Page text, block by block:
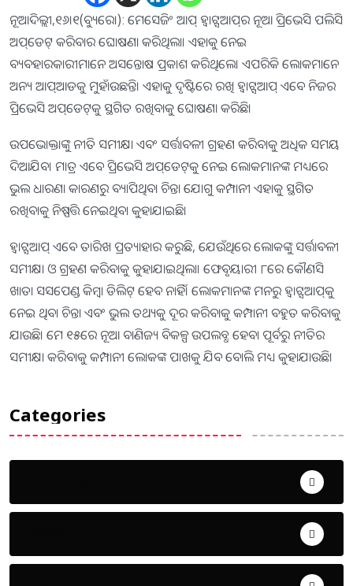
ନୂଆଦିଲ୍ଲୀ,୧୬।୧(ବ୍ୟୁରୋ): ମେସେଜିଂ ଆପ୍‌ ହ୍ବାଟ୍ସଆପ୍‌ର ନୂଆ ପ୍ରିଭେସି ପଲିସି
ଅପ୍‌ଡେଟ୍‌ କରିବାର ଘୋଷଣା କରିଥିଲା। ଏହାକୁ ନେଇ
ବ୍ୟବହାରକାରୀମାନେ ଅସନ୍ତୋଷ ପ୍ରକାଶ କରିଥିଲେ। ଏପରିକି ଲୋକମାନେ
ଅନ୍ୟ ଆପ୍‌ଆଡକୁ ମୁହାଁଉଛନ୍ତି। ଏହାକୁ ଦୃଷ୍ଟିରେ ରଖି ହ୍ବାଟ୍ସଆପ୍‌ ଏବେ ନିଜର
ପ୍ରିଭେସି ଅପ୍‌ଡେଟ୍‌କୁ ସ୍ଥଗିତ ରଖିବାକୁ ଘୋଷଣା କରିଛି।
ଉପଭୋକ୍ତାଙ୍କୁ ନୀତି ସମୀକ୍ଷା ଏବଂ ସର୍ତ୍ତାବଳୀ ଗ୍ରହଣ କରିବାକୁ ଅଧିକ ସମୟ
ଦିଆଯିବ। ମାତ୍ର ଏବେ ପ୍ରିଭେସି ଅପ୍‌ଡେଟ୍‌କୁ ନେଇ ଲୋକମାନଙ୍କ ମଧ୍ୟରେ
ଭୁଲ ଧାରଣା କାରଣରୁ ବ୍ୟାପିଥିବା ଚିନ୍ତା ଯୋଗୁ କମ୍ପାନୀ ଏହାକୁ ସ୍ଥଗିତ
ରଖିବାକୁ ନିଷ୍ପତ୍ତି ନେଇଥିବା କୁହାଯାଇଛି।
ହ୍ବାଟ୍ସଆପ୍‌ ଏବେ ତାରିଖ ପ୍ରତ୍ୟାହାର କରୁଛି, ଯେଉଁଥିରେ ଲୋକଙ୍କୁ ସର୍ତ୍ତାବଳୀ
ସମୀକ୍ଷା ଓ ଗ୍ରହଣ କରିବାକୁ କୁହାଯାଇଥିଲା। ଫେବୃୟାରୀ ୮ରେ କୌଣସି
ଖାତା ସସପେଣ୍ଡ କିମ୍ବା ଡିଲିଟ୍‌ ହେବ ନାହିଁ। ଲୋକମାନଙ୍କ ମନରୁ ହ୍ବାଟ୍ସଆପ୍‌କୁ
ନେଇ ଥିବା ଚିନ୍ତା ଏବଂ ଭୁଲ ତଥ୍ୟକୁ ଦୂର କରିବାକୁ କମ୍ପାନୀ ବହୁତ କରିବାକୁ
ଯାଉଛି। ମେ ୧୫ରେ ନୂଆ ବାଣିଜ୍ୟ ବିକଳ୍ପ ଉପଲବ୍ଧ ହେବା ପୂର୍ବରୁ ନୀତିର
ସମୀକ୍ଷା କରିବାକୁ କମ୍ପାନୀ ଲୋକଙ୍କ ପାଖକୁ ଯିବ ବୋଲି ମଧ୍ୟ କୁହାଯାଉଛି।
Categories